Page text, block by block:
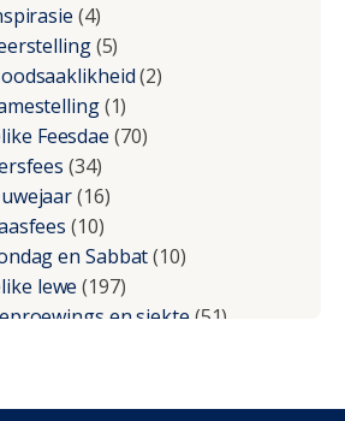
(4)
(5)
(2)
(1)
Feesdae (70)
(34)
(16)
(10)
en Sabbat(10)
lewe (197)
en siekte(51)
Groei(10)